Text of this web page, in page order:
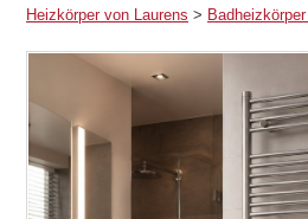
Alle Heizkörper
Badheizkörper
Badheizkörper aus Messing
Moderne Designheizkörper
Heizkörper von Laurens > Badheizkörper